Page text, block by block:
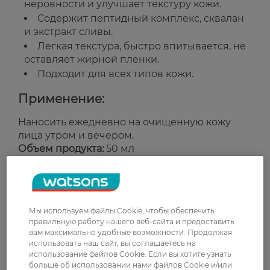
неровности и улучшает текстуру кожи.
Содержит пептидный комплекс, сквалан
и экстракт сливы.
Легкая текстура, быстро впитывается, не
оставляет жирной пленки.
Подходит для всех типов кожи.
Применение:
Наносить ежедневно на очищенную кожу
лица утром и вечером.
Объем продукта: 50 мл
0
З 0 відгуків
0 відгуків
Мы используем файлы Cookie, чтобы обеспечить
правильную работу нашего веб-сайта и предоставить
вам максимально удобные возможности. Продолжая
использовать наш сайт, вы соглашаетесь на
использование файлов Cookie. Если вы хотите узнать
больше об использовании нами файлов Cookie и/или